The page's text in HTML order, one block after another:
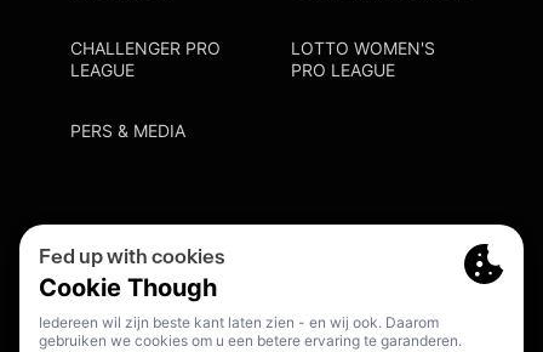
CHALLENGER PRO
LEAGUE
LOTTO WOMEN'S
PRO LEAGUE
PERS & MEDIA
Cookie Policy
Meldpunt Racisme En Discriminatie